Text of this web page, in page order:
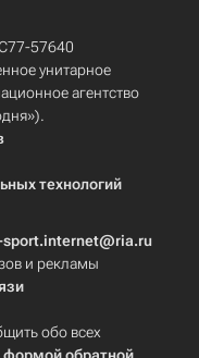
57640
унитарное
агентство
технологий
sport.internet@ria.ru
и рекламы
обо всех